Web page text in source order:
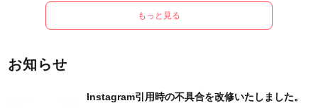
もっと見る
お知らせ
Instagram引用時の不具合を改修いたしました。